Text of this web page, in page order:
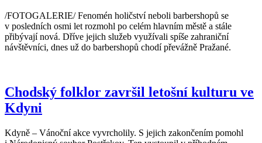
/FOTOGALERIE/ Fenomén holičství neboli barbershopů se
v posledních osmi let rozmohl po celém hlavním městě a stále
přibývají nová. Dříve jejich služeb využívali spíše zahraniční
návštěvníci, dnes už do barbershopů chodí převážně Pražané.
Chodský folklor završil letošní kulturu ve
Kdyni
Kdyně – Vánoční akce vyvrcholily. S jejich zakončením pomohl